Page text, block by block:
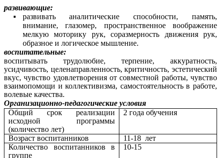
развивающие:
развивать аналитические способности, память,
внимание, глазомер, пространственное воображение
мелкую моторику рук, соразмерность движения рук,
образное и логическое мышление.
воспитательные:
воспитывать трудолюбие, терпение, аккуратность,
усидчивость, целенаправленность, критичность, эстетический
вкус, чувство удовлетворения от совместной работы, чувство
взаимопомощи и коллективизма, самостоятельность в работе,
волевые качества.
Организационно-педагогические условия
Общий срок реализации
исходной программы
(количество лет)
2 года обучения
Возраст воспитанников
11-18 лет
Количество воспитанников в
группе
10-15